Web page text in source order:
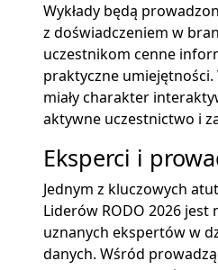
Wykłady będą
z doświadczeniem w
uczestnikom cenne
praktyczne umiejętności.
miały charakter
aktywne uczestnictwo i
Eksperci i
Jednym z kluczowych
Liderów RODO 2026
uznanych ekspertów w
danych. Wśród